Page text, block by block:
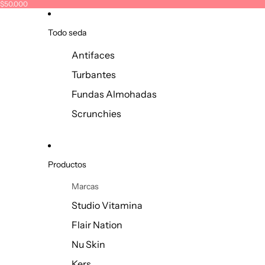
Todo seda
Antifaces
Turbantes
Fundas Almohadas
Scrunchies
Productos
Marcas
Studio Vitamina
Flair Nation
Nu Skin